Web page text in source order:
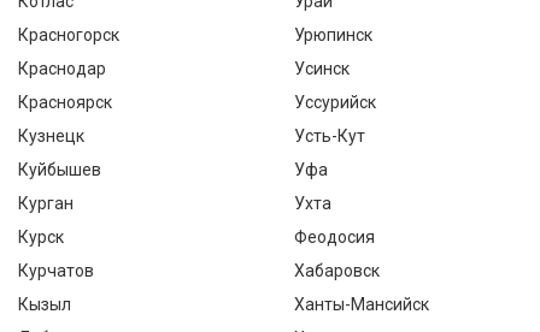
Красногорск
Краснодар
Красноярск
Кузнецк
Куйбышев
Курган
Курск
Курчатов
Кызыл
Урюпинск
Усинск
Уссурийск
Усть-Кут
Уфа
Ухта
Феодосия
Хабаровск
Ханты-Мансийск